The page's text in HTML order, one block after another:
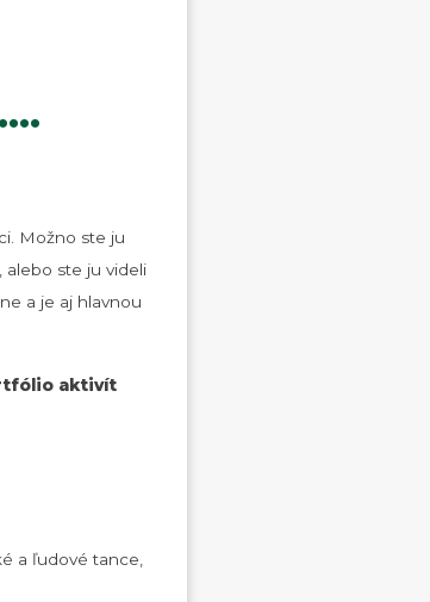
Možno ste ju
alebo ste ju videli
a je aj hlavnou
aktivít
a ľudové tance,